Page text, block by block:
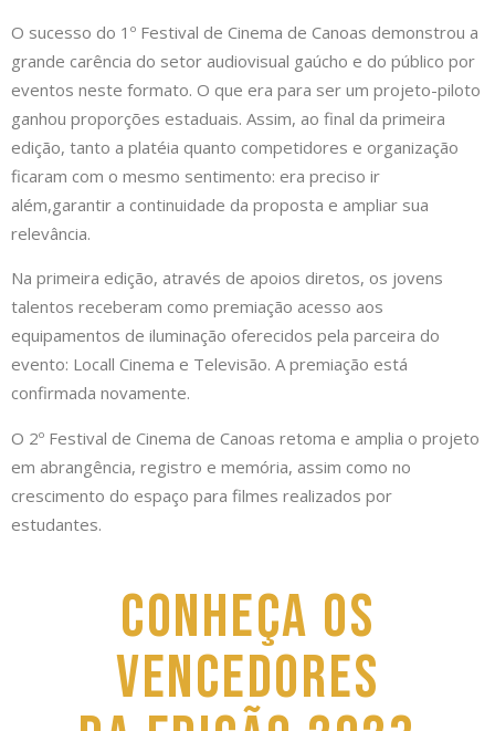
O sucesso do 1º Festival de Cinema de Canoas demonstrou a
grande carência do setor audiovisual gaúcho e do público por
eventos neste formato. O que era para ser um projeto-piloto
ganhou proporções estaduais. Assim, ao final da primeira
edição, tanto a platéia quanto competidores e organização
ficaram com o mesmo sentimento: era preciso ir
além,garantir a continuidade da proposta e ampliar sua
relevância.
Na primeira edição, através de apoios diretos, os jovens
talentos receberam como premiação acesso aos
equipamentos de iluminação oferecidos pela parceira do
evento: Locall Cinema e Televisão. A premiação está
confirmada novamente.
O 2º Festival de Cinema de Canoas retoma e amplia o projeto
em abrangência, registro e memória, assim como no
crescimento do espaço para filmes realizados por
estudantes.
conheça os
Vencedores